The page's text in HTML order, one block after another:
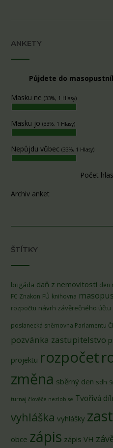
ANKETY
Půjdete do
Masku ne (33%, 1 Hlasy)
Masku jo (33%, 1 Hlasy)
Nepůjdu vůbec (33%, 1 Hlasy)
Počet
Archiv anket
ŠTÍTKY
brigáda daň z nemovitosti den
FC Znakon FÚ knihovna
rozpočtu návrh závěrečného účtu
poslanecká sněmovna Parlamentu
pozvánka zastupitelstvo
projektu rozpočet
změna sběrný den sdh
turnaj člověče nezlob se Tvořivá
vyhláška vyhlášky
obce zápis zápis VH